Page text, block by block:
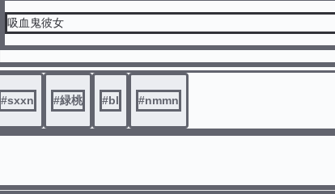
吸血鬼彼女
#sxxn #緑桃 #bl #nmmn